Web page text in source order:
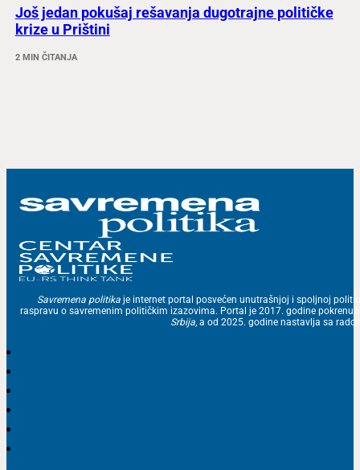
Još jedan pokušaj rešavanja dugotrajne političke
krize u Prištini
2 MIN ČITANJA
Savremena politika je internet portal posvećen unutrašnjoj i spoljnoj
raspravu o savremenim političkim izazovima. Portal je 2017. godine
Srbija, a od 2025. godine nastavlja sa